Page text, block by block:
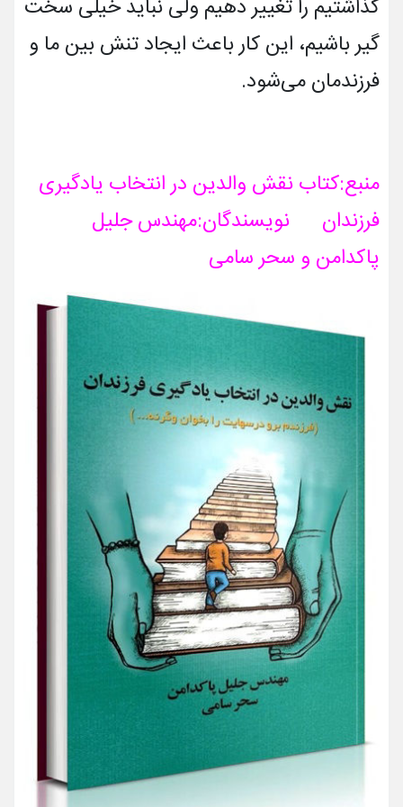
گذاشتیم را تغییر دهیم ولی نباید خیلی سخت­
گیر باشیم، این کار باعث ایجاد تنش بین ما و
فرزندمان می­شود.
منبع:کتاب نقش والدین در انتخاب یادگیری
فرزندان نویسندگان:مهندس جلیل
پاکدامن و سحر سامی